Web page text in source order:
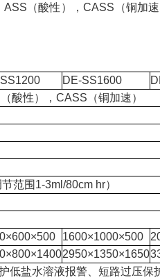
（酸性），CASS（铜加
DE-SS1600
酸性），CASS（铜加速）
范围1-3ml/80cm hr）
1600×1000×500
2950×1350×1650
低盐水溶液报警、短路过压保